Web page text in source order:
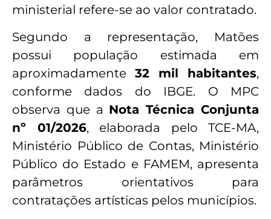
ministerial refere-se ao valor contratado.
Segundo a representação, Matões
possui população estimada em
aproximadamente 32 mil habitantes,
conforme dados do IBGE. O MPC
observa que a Nota Técnica Conjunta
nº 01/2026, elaborada pelo TCE-MA,
Ministério Público de Contas, Ministério
Público do Estado e FAMEM, apresenta
parâmetros orientativos para
contratações artísticas pelos municípios.